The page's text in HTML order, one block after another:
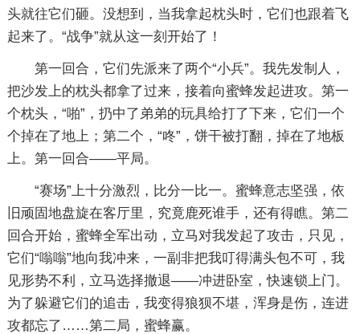
头就往它们砸。没想到，当我拿起枕头时，它们也跟着飞
起来了。“战争”就从这一刻开始了！
第一回合，它们先派来了两个“小兵”。我先发制人，
把沙发上的枕头都拿了过来，接着向蜜蜂发起进攻。第一
个枕头，“啪”，扔中了弟弟的玩具给打了下来，它们一个
个掉在了地上；第二个，“咚”，饼干被打翻，掉在了地板
上。第一回合——平局。
“赛场”上十分激烈，比分一比一。蜜蜂意志坚强，依
旧顽固地盘旋在客厅里，究竟鹿死谁手，还有得瞧。第二
回合开始，蜜蜂全军出动，立马对我发起了攻击，只见，
它们“嗡嗡”地向我冲来，一副非把我叮得满头包不可，我
见形势不利，立马选择撤退——冲进卧室，快速锁上门。
为了躲避它们的追击，我变得狼狈不堪，浑身是伤，连进
攻都忘了……第二局，蜜蜂赢。